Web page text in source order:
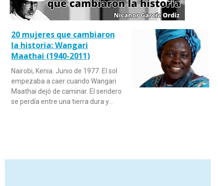
20 mujeres que cambiaron
la historia: Wangari
Maathai (1940-2011)
Nairobi, Kenia. Junio de 1977. El sol
empezaba a caer cuando Wangari
Maathai dejó de caminar. El sendero
se perdía entre una tierra dura y…